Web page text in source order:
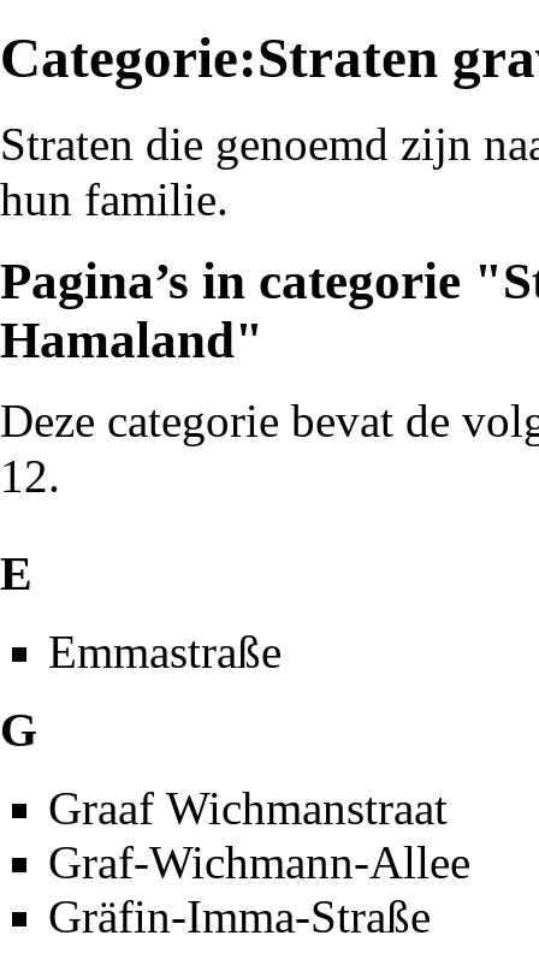
Categorie:Straten
Straten die genoemd zijn
hun familie.
Pagina’s in categorie
Hamaland"
Deze categorie bevat de
12.
E
Emmastraße
G
Graaf Wichmanstraat
Graf-Wichmann-Allee
Gräfin-Imma-Straße